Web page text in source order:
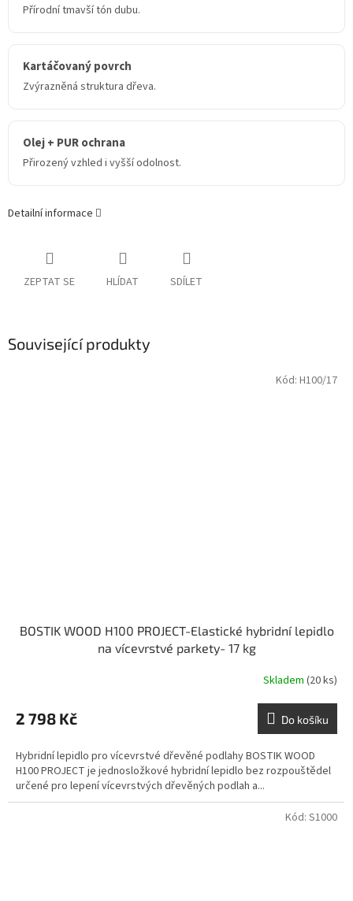
Přírodní tmavší tón dubu.
Kartáčovaný povrch
Zvýrazněná struktura dřeva.
Olej + PUR ochrana
Přirozený vzhled i vyšší odolnost.
Detailní informace
ZEPTAT SE HLÍDAT SDÍLET
Související produkty
BOSTIK WOOD H100 PROJECT-Elastické hybridní lepidlo
na vícevrstvé parkety- 17 kg
Skladem (20 ks)
2 798 Kč Do košíku
Hybridní lepidlo pro vícevrstvé dřevěné podlahy BOSTIK WOOD
H100 PROJECT je jednosložkové hybridní lepidlo bez rozpouštědel
určené pro lepení vícevrstvých dřevěných podlah a...
Kód: H100/17
Kód: S1000